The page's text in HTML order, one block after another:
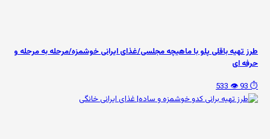
طرز تهیه باقلی پلو با ماهیچه مجلسی/غذای ایرانی خوشمزه/مرحله به مرحله و
حرفه ای
⏱️ 93
👁️ 533